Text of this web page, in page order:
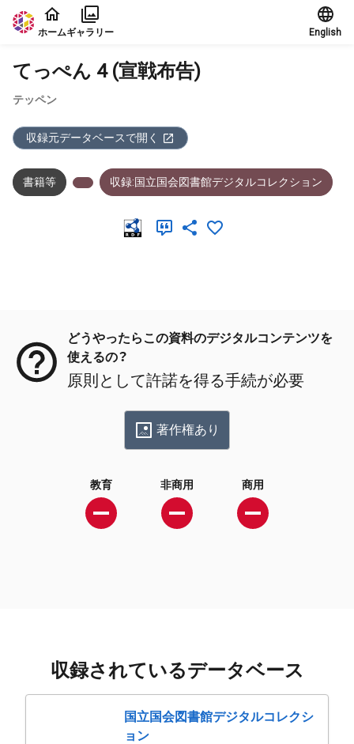
本文に飛ぶ
ホームギャラリー English
てっぺん 4 (宣戦布告)
テッペン
収録元データベースで開く
書籍等 収録:国立国会図書館デジタルコレクション
どうやったらこの資料のデジタルコンテンツを
使えるの？
原則として許諾を得る手続が必要
著作権あり
教育 非商用 商用
収録されているデータベース
国立国会図書館デジタルコレクシ
ョン